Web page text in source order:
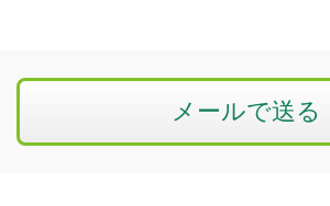
メールで送る